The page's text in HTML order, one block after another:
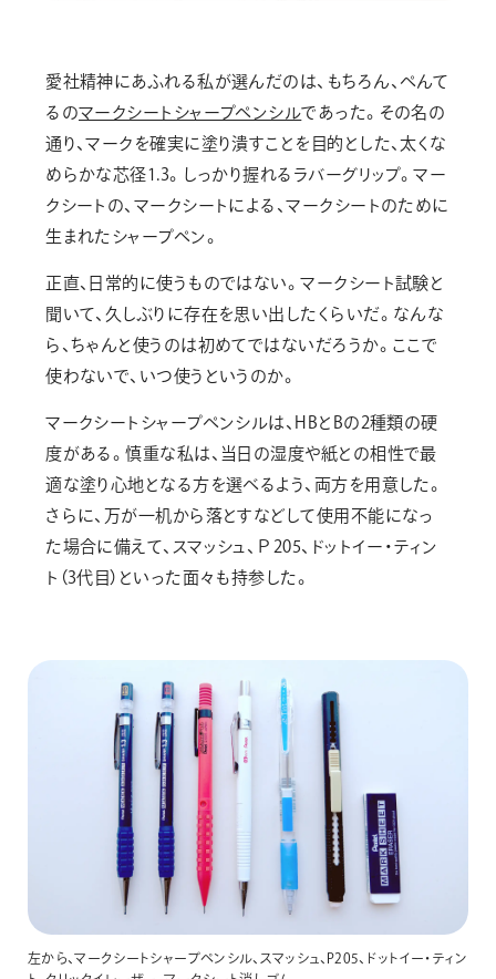
愛社精神にあふれる私が選んだのは、もちろん、ぺんて
るのマークシートシャープペンシルであった。その名の
通り、マークを確実に塗り潰すことを目的とした、太くな
めらかな芯径1.3。しっかり握れるラバーグリップ。マー
クシートの、マークシートによる、マークシートのために
生まれたシャープペン。
正直、日常的に使うものではない。マークシート試験と
聞いて、久しぶりに存在を思い出したくらいだ。なんな
ら、ちゃんと使うのは初めてではないだろうか。ここで
使わないで、いつ使うというのか。
マークシートシャープペンシルは、HBとBの2種類の硬
度がある。慎重な私は、当日の湿度や紙との相性で最
適な塗り心地となる方を選べるよう、両方を用意した。
さらに、万が一机から落とすなどして使用不能になっ
た場合に備えて、スマッシュ、Ｐ205、ドットイー・ティン
ト（3代目）といった面々も持参した。
左から、マークシートシャープペンシル、スマッシュ、P205、ドットイー・ティン